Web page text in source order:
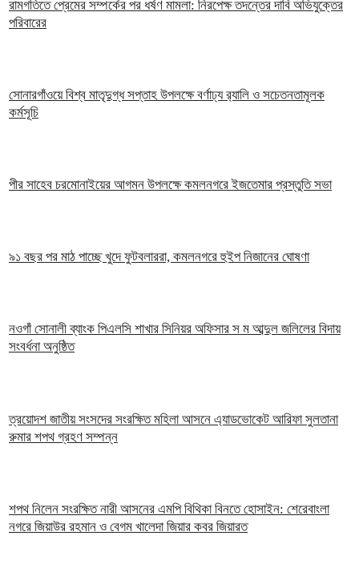
রামগতিতে প্রেমের সম্পর্কের পর ধর্ষণ মামলা: নিরপেক্ষ তদন্তের দাবি অভিযুক্তের
পরিবারের
সোনারগাঁওয়ে বিশ্ব মাতৃদুগ্ধ সপ্তাহ উপলক্ষে বর্ণাঢ্য র‍্যালি ও সচেতনতামূলক
কর্মসূচি
পীর সাহেব চরমোনাইয়ের আগমন উপলক্ষে কমলনগরে ইজতেমার প্রস্তুতি সভা
৯১ বছর পর মাঠ পাচ্ছে খুদে ফুটবলাররা, কমলনগরে হুইপ নিজানের ঘোষণা
নওগাঁ সোনালী ব্যাংক পিএলসি শাখার সিনিয়র অফিসার স ম আব্দুল জলিলের বিদায়
সংবর্ধনা অনুষ্ঠিত
ত্রয়োদশ জাতীয় সংসদের সংরক্ষিত মহিলা আসনে এ্যাডভোকেট আরিফা সুলতানা
রুমার শপথ গ্রহণ সম্পন্ন
শপথ নিলেন সংরক্ষিত নারী আসনের এমপি বিথিকা বিনতে হোসাইন: শেরেবাংলা
নগরে জিয়াউর রহমান ও বেগম খালেদা জিয়ার কবর জিয়ারত